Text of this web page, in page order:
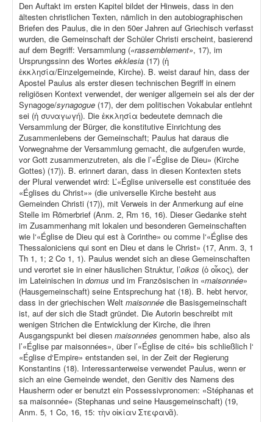
Den Auftakt im ersten Kapitel bildet der Hinweis, dass in den
ältesten christlichen Texten, nämlich in den autobiographischen
Briefen des Paulus, die in den 50er Jahren auf Griechisch verfasst
wurden, die Gemeinschaft der Schüler Christi erscheint, basierend
auf dem Begriff: Versammlung («rassemblement», 17), im
Ursprungssinn des Wortes ekklesia (17) (ἡ
ἐκκλησία/Einzelgemeinde, Kirche). B. weist darauf hin, dass der
Apostel Paulus als erster diesen technischen Begriff in einem
religiösen Kontext verwendet, der weniger allgemein sei als der der
Synagoge/synagogue (17), der dem politischen Vokabular entlehnt
sei (ἡ συναγωγή). Die ἐκκλησία bedeutete demnach die
Versammlung der Bürger, die konstitutive Einrichtung des
Zusammenlebens der Gemeinschaft; Paulus hat daraus die
Vorwegnahme der Versammlung gemacht, die aufgerufen wurde,
vor Gott zusammenzutreten, als die l’«Église de Dieu» (Kirche
Gottes) (17)). B. erinnert daran, dass in diesen Kontexten stets
der Plural verwendet wird: L’«Église universelle est constituée des
«Églises du Christ»» (die universelle Kirche besteht aus
Gemeinden Christi (17)), mit Verweis in der Anmerkung auf eine
Stelle im Römerbrief (Anm. 2, Rm 16, 16). Dieser Gedanke steht
im Zusammenhang mit lokalen und besonderen Gemeinschaften
wie l‘«Église de Dieu qui est à Corinthe» ou comme l‘«Église des
Thessaloniciens qui sont en Dieu et dans le Christ» (17, Anm. 3, 1
Th 1, 1; 2 Co 1, 1). Paulus wendet sich an diese Gemeinschaften
und verortet sie in einer häuslichen Struktur, l’oikos (ὁ οἶκος), der
im Lateinischen in domus und im Französischen in «maisonnée»
(Hausgemeinschaft) seine Entsprechung hat (18). B. hebt hervor,
dass in der griechischen Welt maisonnée die Basisgemeinschaft
ist, auf der sich die Stadt gründet. Die Autorin beschreibt mit
wenigen Strichen die Entwicklung der Kirche, die ihren
Ausgangspunkt bei diesen maisonnées genommen habe, also als
l’«Église par maisonnées», über l’«Église de cité» bis schließlich l‘
«Église d‘Empire» entstanden sei, in der Zeit der Regierung
Konstantins (18). Interessanterweise verwendet Paulus, wenn er
sich an eine Gemeinde wendet, den Genitiv des Namens des
Hausherrn oder er benutzt ein Possessivpronomen: «Stéphanas et
sa maisonnée» (Stephanas und seine Hausgemeinschaft) (19,
Anm. 5, 1 Co, 16, 15: τὴν οἰκίαν Στεφανᾶ).